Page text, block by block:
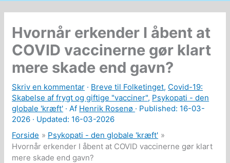
Hvornår erkender I åbent at
COVID vaccinerne gør klart
mere skade end gavn?
Skriv en kommentar · Breve til Folketinget, Covid-19:
Skabelse af frygt og giftige "vacciner", Psykopati - den
globale 'kræft' · Af Henrik Rosenø · Published: 16-03-
2026 · Updated: 16-03-2026
Forside
Psykopati - den globale 'kræft'
Hvornår erkender I åbent at COVID vaccinerne gør klart
mere skade end gavn?